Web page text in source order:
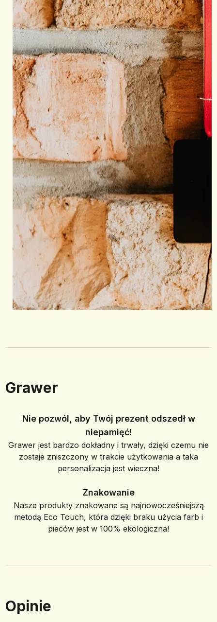
Grawer
Nie pozwól, aby Twój prezent odszedł w
niepamięć!
Grawer jest bardzo dokładny i trwały, dzięki czemu nie
zostaje zniszczony w trakcie użytkowania a taka
personalizacja jest wieczna!
Znakowanie
Nasze produkty znakowane są najnowocześniejszą
metodą Eco Touch, która dzięki braku użycia farb i
pieców jest w 100% ekologiczna!
Opinie